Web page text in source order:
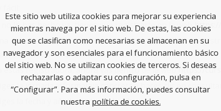
no lo has hecho ya, tienes que registrarte en la web
vez que completes todos los campos y finalices el
llegado a tu dirección electrónica.
estás registrado/a, ahora vas dentro de la webhttps://
la jornada informativa concreta y haces clic en consultar.
la fecha y añades la jornada a la cesta.
Este sitio web utiliza cookies para mejorar su experiencia
mientras navega por el sitio web. De estas, las cookies
que se clasifican como necesarias se almacenan en su
navegador y son esenciales para el funcionamiento básico
del sitio web. No se utilizan cookies de terceros. Si deseas
rechazarlas o adaptar su configuración, pulsa en
“Configurar”. Para más información, puedes consultar
nuestra política de cookies.